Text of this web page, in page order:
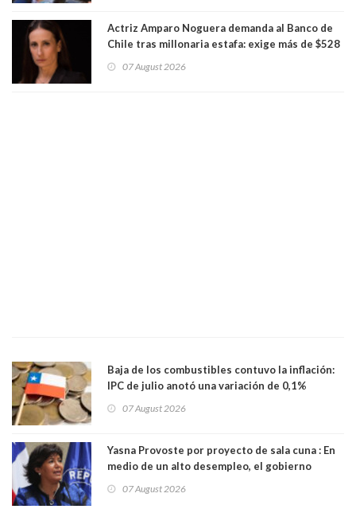
Actriz Amparo Noguera demanda al Banco de
Chile tras millonaria estafa: exige más de $528
07 August 2026
Baja de los combustibles contuvo la inflación:
IPC de julio anotó una variación de 0,1%
07 August 2026
Yasna Provoste por proyecto de sala cuna : En
medio de un alto desempleo, el gobierno
07 August 2026